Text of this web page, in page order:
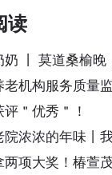
读
奶 丨 莫道桑榆晚
老机构服务质量
＂优秀＂！
院浓浓的年味丨
两项大奖！椿萱